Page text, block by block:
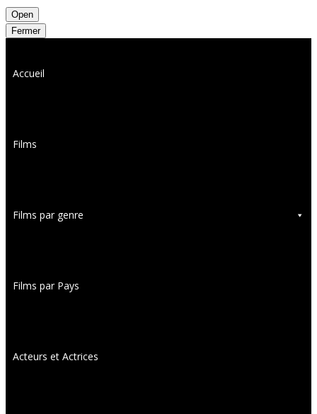
Open
Fermer
Accueil
Films
Films par genre
Films par Pays
Acteurs et Actrices